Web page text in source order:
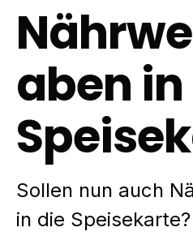
aben in
Sollen nun auch
in die